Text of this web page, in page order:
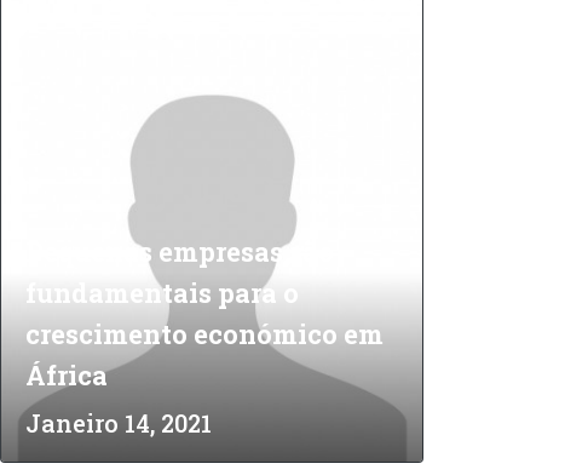
Pequenas empresas são
fundamentais para o
crescimento económico em
África
Janeiro 14, 2021